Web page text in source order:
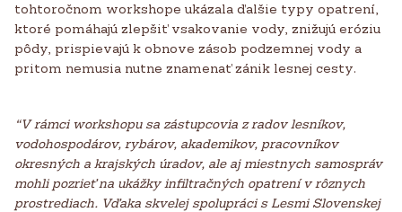
tohtoročnom workshope ukázala ďalšie typy opatrení,
ktoré pomáhajú zlepšiť vsakovanie vody, znižujú eróziu
pôdy, prispievajú k obnove zásob podzemnej vody a
pritom nemusia nutne znamenať zánik lesnej cesty.
“V rámci workshopu sa zástupcovia z radov lesníkov,
vodohospodárov, rybárov, akademikov, pracovníkov
okresných a krajských úradov, ale aj miestnych samospráv
mohli pozrieť na ukážky infiltračných opatrení v rôznych
prostrediach. Vďaka skvelej spolupráci s Lesmi Slovenskej